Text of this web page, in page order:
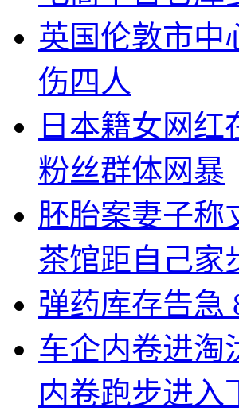
英国伦敦市中
伤四人
日本籍女网
粉丝群体网暴
胚胎案妻子称
茶馆距自己家
弹药库存告急
车企内卷进淘
内卷跑步进入